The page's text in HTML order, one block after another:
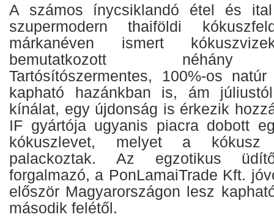
A számos ínycsiklandó étel és
szupermodern thaiföldi
márkanéven ismert
bemutatkozott néhány
Tartósítószermentes, 100%-os
kapható hazánkban is, ám
kínálat, egy újdonság is érkezik
IF gyártója ugyanis piacra dobott
kókuszlevet, melyet a kókusz
palackoztak. Az egzotikus
forgalmazó, a PonLamaiTrade Kft.
először Magyarországon lesz
második felétől.